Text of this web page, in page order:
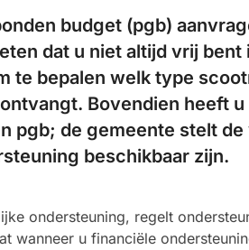
budget (pgb)
dat u niet altijd vrij
te bepalen welk type
Bovendien heeft
pgb; de gemeente stelt
beschikbaar zijn.
ondersteuning, regelt
wanneer u financiële